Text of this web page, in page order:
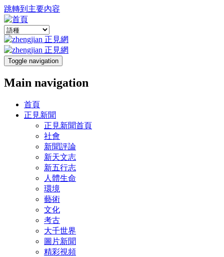
跳轉到主要內容
Toggle navigation
Main navigation
首頁
正見新聞
正見新聞首頁
社會
新聞評論
新天文志
新五行志
人體生命
環境
藝術
文化
考古
大千世界
圖片新聞
精彩視頻